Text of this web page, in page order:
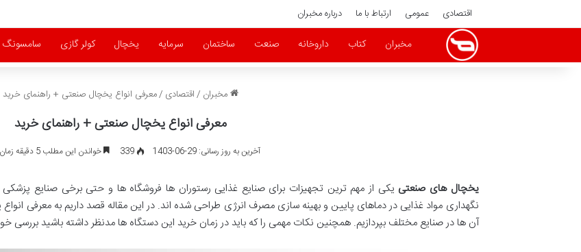
اقتصادی عمومی ارتباط با ما درباره مخبران
مخبران کتاب داروخانه صنعت ساختمان سرمایه یخچال کولر گازی سامسونگ
مخبران /اقتصادی /معرفی انواع یخچال صنعتی + راهنمای خرید
معرفی انواع یخچال صنعتی + راهنمای خرید
آخرین به روز رسانی: 29-06-1403 339 خواندن این مطلب 5 دقیقه زمان میبرد
یخچال های صنعتی یکی از مهم ترین تجهیزات برای صنایع غذایی رستوران ها فروشگاه ها و حتی برخی صنایع
نگهداری مواد غذایی در دماهای پایین و بهینه سازی مصرف انرژی طراحی شده اند. در این مقاله قصد داریم به معرفی
آن ها در صنایع مختلف بپردازیم. همچنین نکات مهمی را که باید در زمان خرید این دستگاه ها مدنظر داشته باشید بررسی